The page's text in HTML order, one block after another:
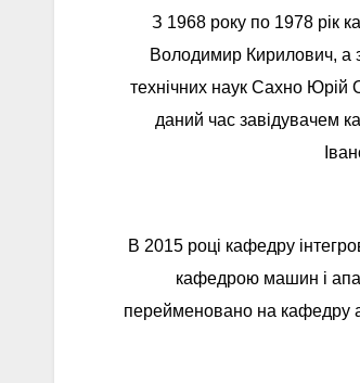
З 1968 року по 1978 рік
Володимир Кирилович, а
технічних наук Сахно Юрій
даний час завідувачем
В 2015 році кафедру
кафедрою машин і
перейменовано на кафедру